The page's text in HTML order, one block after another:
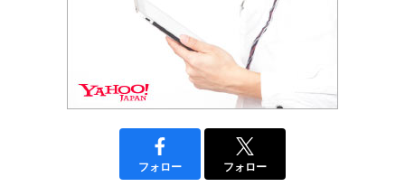
フォロー フォロー